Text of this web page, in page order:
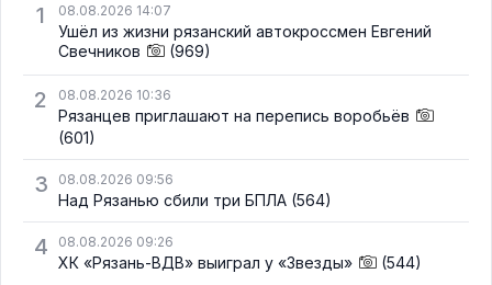
1
08.08.2026 14:07
Ушёл из жизни рязанский автокроссмен Евгений
Свечников
(969)
2 08.08.2026 10:36
Рязанцев приглашают на перепись воробьёв
(601)
3 08.08.2026 09:56
Над Рязанью сбили три БПЛА (564)
4 08.08.2026 09:26
ХК «Рязань-ВДВ» выиграл у «Звезды» (544)